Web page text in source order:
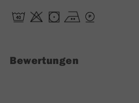
Bewertungen